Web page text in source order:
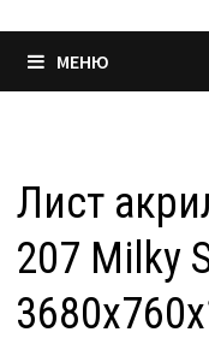
МЕНЮ
Лист
207 Milky